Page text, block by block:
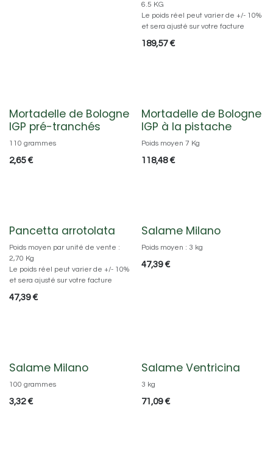
6.5 KG
Le poids réel peut varier de +/- 10%
et sera ajusté sur votre facture
189,57€
Mortadelle de Bologne
IGP pré-tranchés
110 grammes
2,65€
Mortadelle de Bologne
IGP à la pistache
Poids moyen 7 Kg
118,48€
Pancetta arrotolata
Poids moyen par unité de vente :
2,70 Kg
Le poids réel peut varier de +/- 10%
et sera ajusté sur votre facture
47,39€
Salame Milano
Poids moyen : 3 kg
47,39€
Salame Milano
100 grammes
3,32€
Salame Ventricina
3 kg
71,09€